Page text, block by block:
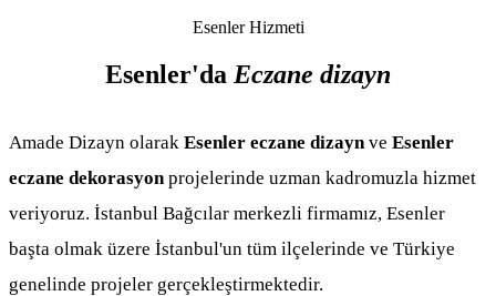
Esenler Hizmeti
Esenler'da Eczane dizayn
Amade Dizayn olarak Esenler eczane dizayn ve Esenler
eczane dekorasyon projelerinde uzman kadromuzla hizmet
veriyoruz. İstanbul Bağcılar merkezli firmamız, Esenler
başta olmak üzere İstanbul'un tüm ilçelerinde ve Türkiye
genelinde projeler gerçekleştirmektedir.